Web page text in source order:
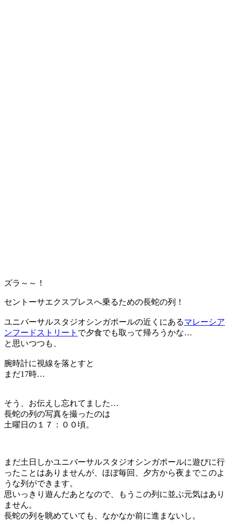
ズラ～～！
セントーサエクスプレスへ乗るための長蛇の列！
ユニバーサルスタジオシンガポールの近くにあるマレーシア
ンフードストリート で夕食でも取って帰ろうかな…
と思いつつも、
腕時計に視線を落とすと
まだ17時…
そう、お伝えし忘れてました…
長蛇の列の写真を撮ったのは
土曜日 の １７：００頃。
まだ土日しかユニバーサルスタジオシンガポールに遊びに行
ったことはありませんが、ほぼ毎回、 夕方から夜までこのよ
うな列ができます。
思いっきり遊んだあとなので、もうこの列に並ぶ元気はあり
ません。
長蛇の列を眺めていても、なかなか前に進まない し。